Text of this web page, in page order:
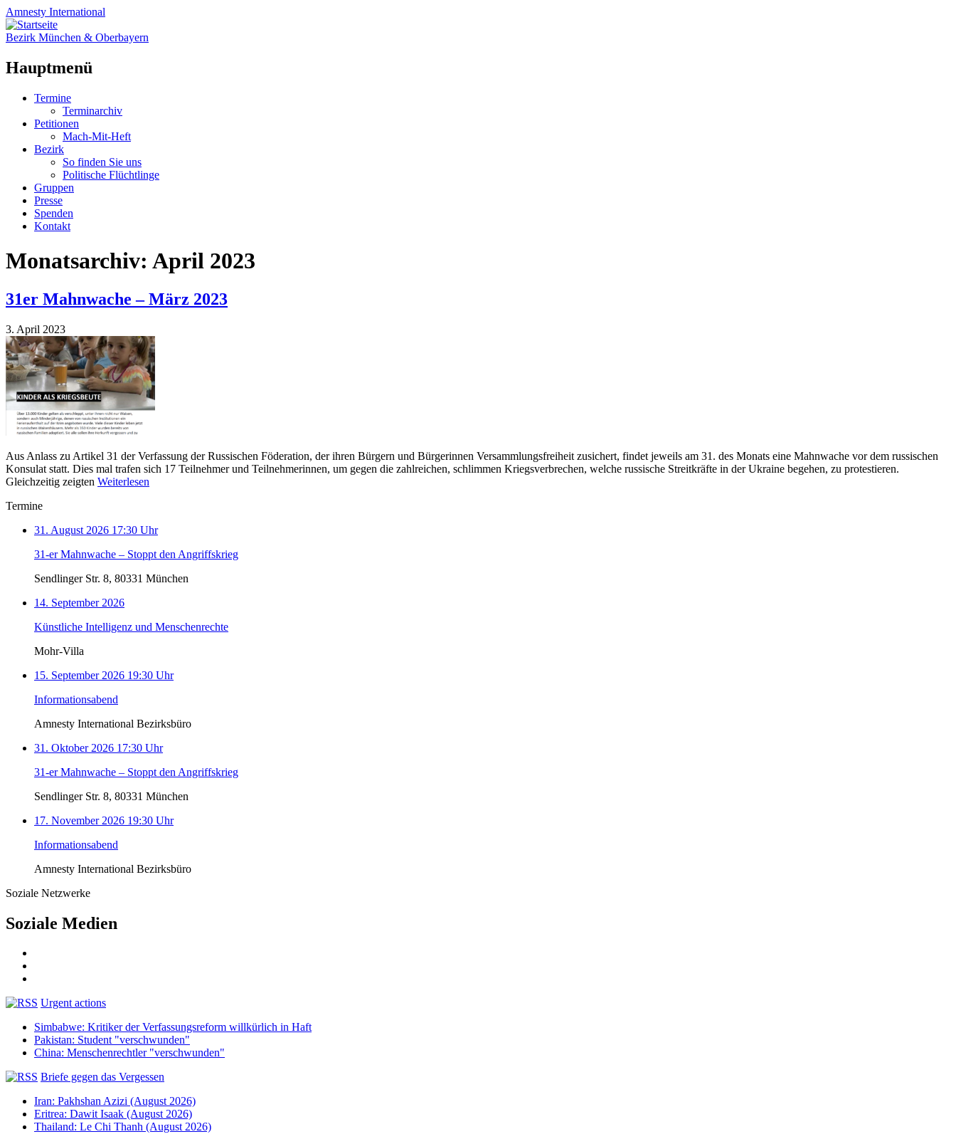
Amnesty International
Bezirk München & Oberbayern
Hauptmenü
Zum
springen
Termine
Terminarchiv
Petitionen
Mach-Mit-Heft
Bezirk
So finden Sie uns
Politische Flüchtlinge
Gruppen
Presse
Spenden
Kontakt
Monatsarchiv: April 2023
31er Mahnwache – März 2023
3. April 2023
Aus Anlass zu Artikel 31 der Verfassung der Russischen Föderation, der ihren Bürgern und Bürgerinnen Versammlungsfreiheit zusichert, findet jeweils am 31. des Monats eine Mahnwache vor dem russischen
Konsulat statt. Dies mal trafen sich 17 Teilnehmer und Teilnehmerinnen, um gegen die zahlreichen, schlimmen Kriegsverbrechen, welche russische Streitkräfte in der Ukraine begehen, zu protestieren.
Gleichzeitig zeigten Weiterlesen
Termine
31. August 2026 17:30 Uhr
31-er Mahnwache – Stoppt den Angriffskrieg
Sendlinger Str. 8, 80331 München
14. September 2026
Künstliche Intelligenz und Menschenrechte
Mohr-Villa
15. September 2026 19:30 Uhr
Informationsabend
Amnesty International Bezirksbüro
31. Oktober 2026 17:30 Uhr
31-er Mahnwache – Stoppt den Angriffskrieg
Sendlinger Str. 8, 80331 München
17. November 2026 19:30 Uhr
Informationsabend
Amnesty International Bezirksbüro
Soziale Netzwerke
Soziale Medien
Urgent actions
Simbabwe: Kritiker der Verfassungsreform willkürlich in Haft
Pakistan: Student "verschwunden"
China: Menschenrechtler "verschwunden"
Briefe gegen das Vergessen
Iran: Pakhshan Azizi (August 2026)
Eritrea: Dawit Isaak (August 2026)
Thailand: Le Chi Thanh (August 2026)